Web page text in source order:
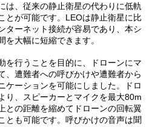
は、従来の静止衛星の代わりに低軌
とが可能です。LEOは静止衛星に比
ターネット接続が容易であり、本シ
を大幅に短縮できます。
を行うことを目的に、ドローンにマ
、遭難者への呼びかけや遭難者から
ケーションを可能にしました。ドロ
り、スピーカーとマイクを最大80m
との距離を縮めてドローンの回転翼
とも可能です。呼びかけの音声は聞